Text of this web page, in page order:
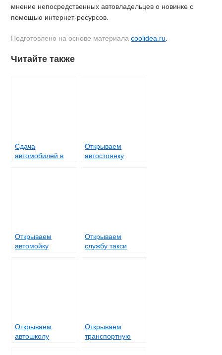
мнение непосредственных автовладельцев о новинке с
помощью интернет-ресурсов.
Подготовлено на основе материала coolidea.ru
Читайте также
Сдача
автомобилей в
Открываем
автостоянку
Открываем
автомойку
Открываем
службу такси
Открываем
автошколу
Открываем
транспортную